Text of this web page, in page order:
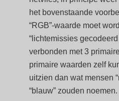
het bovenstaande
“RGB”-waarde moet
“lichtemissies
verbonden met 3
primaire waarden zelf
uitzien dan wat mensen
“blauw” zouden noemen.